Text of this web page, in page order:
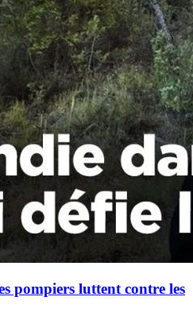
pompiers luttent contre les